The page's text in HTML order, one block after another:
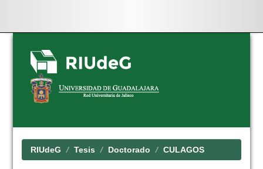
Skip
navigation
RIUdeG Tesis Doctorado CULAGOS